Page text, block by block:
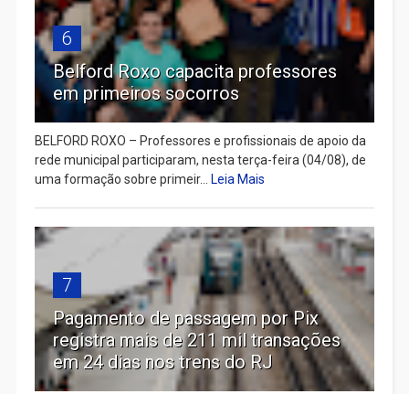
6
Belford Roxo capacita professores
em primeiros socorros
BELFORD ROXO – Professores e profissionais de apoio da
rede municipal participaram, nesta terça-feira (04/08), de
uma formação sobre primeir... Leia Mais
7
Pagamento de passagem por Pix
registra mais de 211 mil transações
em 24 dias nos trens do RJ